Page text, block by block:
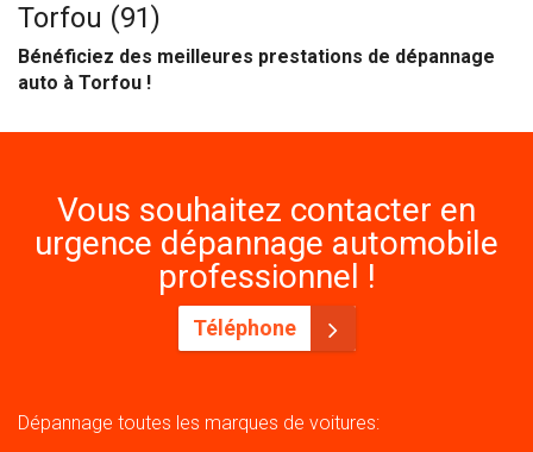
Torfou (91)
Bénéficiez des meilleures prestations de dépannage
auto à Torfou !
Vous souhaitez contacter en
urgence dépannage automobile
professionnel !
Téléphone
Dépannage toutes les marques de voitures: